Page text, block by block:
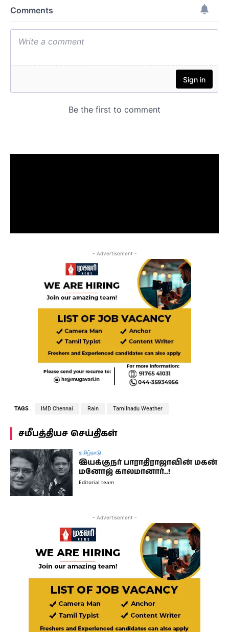
- Advertisement -
TAGS IMD Chennai Rain Tamilnadu Weather
சமீபத்தியச செய்திகள்
தமிழ்நாடு
இயக்குநர் பாராதிராஜாவின் மகன்
மனோஜ் காலமானார்..!
Editorial team
- Advertisement -